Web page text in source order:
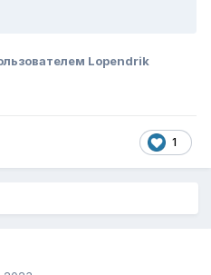
Lopendrik
1